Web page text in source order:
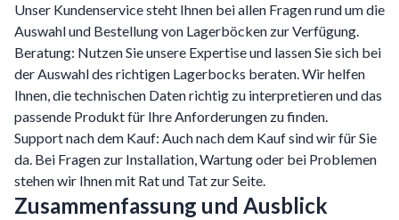
Unser Kundenservice steht Ihnen bei allen Fragen rund um die
Auswahl und Bestellung von Lagerböcken zur Verfügung.
Beratung: Nutzen Sie unsere Expertise und lassen Sie sich bei
der Auswahl des richtigen Lagerbocks beraten. Wir helfen
Ihnen, die technischen Daten richtig zu interpretieren und das
passende Produkt für Ihre Anforderungen zu finden.
Support nach dem Kauf: Auch nach dem Kauf sind wir für Sie
da. Bei Fragen zur Installation, Wartung oder bei Problemen
stehen wir Ihnen mit Rat und Tat zur Seite.
Zusammenfassung und Ausblick